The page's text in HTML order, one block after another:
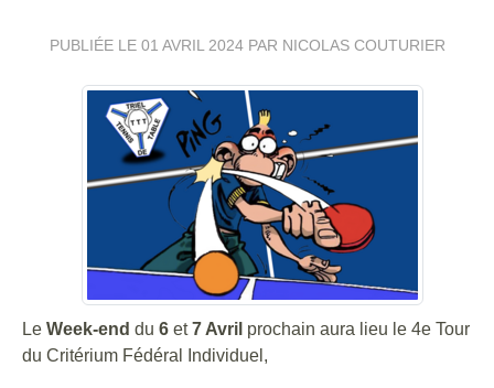
PUBLIÉE LE 01 AVRIL 2024PAR NICOLAS COUTURIER
Le Week-end du 6 et7 Avril prochain aura lieu le 4e Tour
du Critérium Fédéral Individuel,